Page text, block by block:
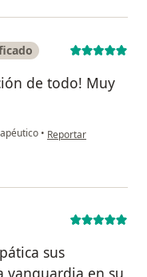
de todo! Muy
• en opinión del usuario
Reportar
sus